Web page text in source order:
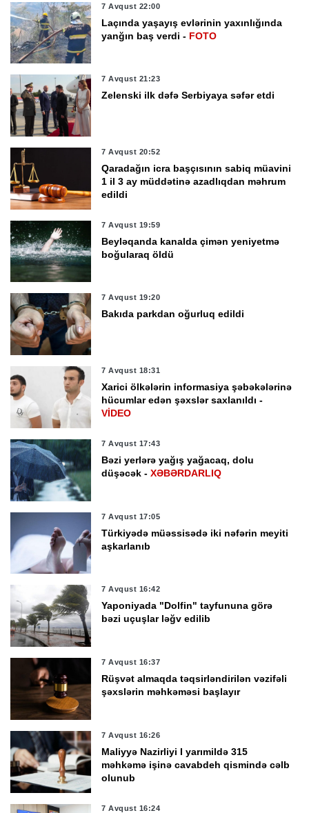
7 Avqust 22:00
Laçında yaşayış evlərinin yaxınlığında
yanğın baş verdi - FOTO
7 Avqust 21:23
Zelenski ilk dəfə Serbiyaya səfər etdi
7 Avqust 20:52
Qaradağın icra başçısının sabiq müavini
1 il 3 ay müddətinə azadlıqdan məhrum
edildi
7 Avqust 19:59
Beyləqanda kanalda çimən yeniyetmə
boğularaq öldü
7 Avqust 19:20
Bakıda parkdan oğurluq edildi
7 Avqust 18:31
Xarici ölkələrin informasiya şəbəkələrinə
hücumlar edən şəxslər saxlanıldı -
VİDEO
7 Avqust 17:43
Bəzi yerlərə yağış yağacaq, dolu
düşəcək -XƏBƏRDARLIQ
7 Avqust 17:05
Türkiyədə müəssisədə iki nəfərin meyiti
aşkarlanıb
7 Avqust 16:42
Yaponiyada "Dolfin" tayfununa görə
bəzi uçuşlar ləğv edilib
7 Avqust 16:37
Rüşvət almaqda təqsirləndirilən vəzifəli
şəxslərin məhkəməsi başlayır
7 Avqust 16:26
Maliyyə Nazirliyi I yarımildə 315
məhkəmə işinə cavabdeh qismində cəlb
olunub
7 Avqust 16:24